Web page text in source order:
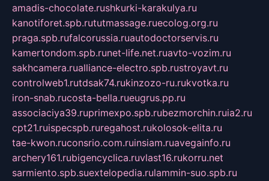
amadis-chocolate.rushkurki-karakulya.ru
kanotiforet.spb.rututmassage.ruecolog.org.ru
praga.spb.rufalcorussia.ruautodoctorservis.ru
kamertondom.spb.runet-life.net.ruavto-vozim.ru
sakhcamera.rualliance-electro.spb.rustroyavt.ru
controlweb1.rutdsak74.rukinzozo-ru.rukvotka.ru
iron-snab.rucosta-bella.rueugrus.pp.ru
associaciya39.ruprimexpo.spb.rubezmorchin.ruia2.ru
cpt21.ruispecspb.ruregahost.rukolosok-elita.ru
tae-kwon.ruconsrio.com.ruinsiam.ruavegainfo.ru
archery161.rubigencyclica.ruvlast16.rukorru.net
sarmiento.spb.suextelopedia.rulammin-suo.spb.ru